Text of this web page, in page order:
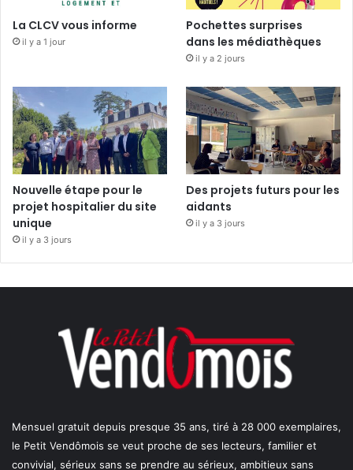
La CLCV vous informe
il y a 1 jour
Pochettes surprises
dans les médiathèques
il y a 2 jours
Nouvelle étape pour le
projet hospitalier du site
unique
il y a 3 jours
Des projets futurs pour les
aidants
il y a 3 jours
Mensuel gratuit depuis presque 35 ans, tiré à 28 000 exemplaires,
le Petit Vendômois se veut proche de ses lecteurs, familier et
convivial, sérieux sans se prendre au sérieux, ambitieux sans